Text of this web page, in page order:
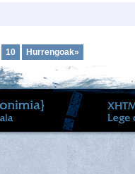
10 Hurrengoak»